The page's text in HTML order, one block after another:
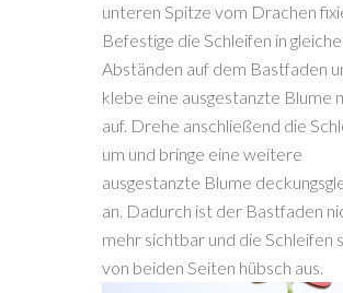
unteren Spitze vom Drachen
Befestige die Schleifen in
Abständen auf dem Bastfaden
klebe eine ausgestanzte Blume
auf. Drehe anschließend die
um und bringe eine weitere
ausgestanzte Blume
an. Dadurch ist der Bastfaden
mehr sichtbar und die Schleifen
von beiden Seiten hübsch aus.